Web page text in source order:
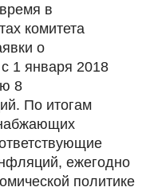
в
комитета
о
1 января 2018
8
По итогам
ежегодно
политике